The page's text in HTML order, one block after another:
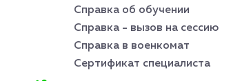
Справка об обучении
Справка - вызов на сессию
Справка в военкомат
Сертификат специалиста